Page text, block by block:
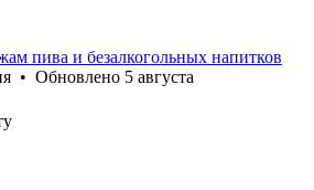
пива и безалкогольных напитков
• Обновлено 5 августа